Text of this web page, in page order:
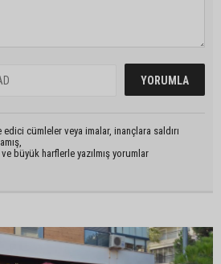
cümleler veya imalar, inançlara saldırı
büyük harflerle yazılmış yorumlar